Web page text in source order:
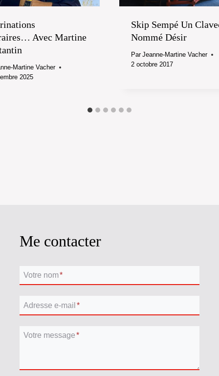
Avec Martine
Martine Vacher
2025
Skip Sempé Un
Nommé Désir
Par Jeanne-Martine Vacher
2 octobre 2017
Me contacter
Votre nom*
Adresse e-mail *
Votre message*